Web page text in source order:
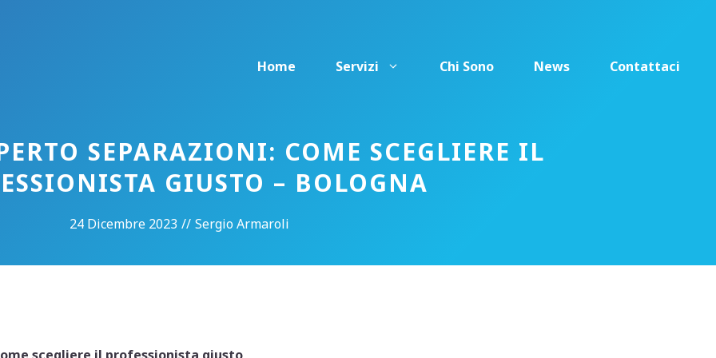
Home
Servizi Chi Sono News Contattaci
SEPARAZIONI: COME SCEGLIERE IL
GIUSTO – BOLOGNA
24 Dicembre 2023 // Sergio Armaroli